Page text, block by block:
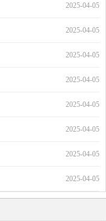
2025-04-05
2025-04-05
2025-04-05
2025-04-05
2025-04-05
2025-04-05
2025-04-05
2025-04-05